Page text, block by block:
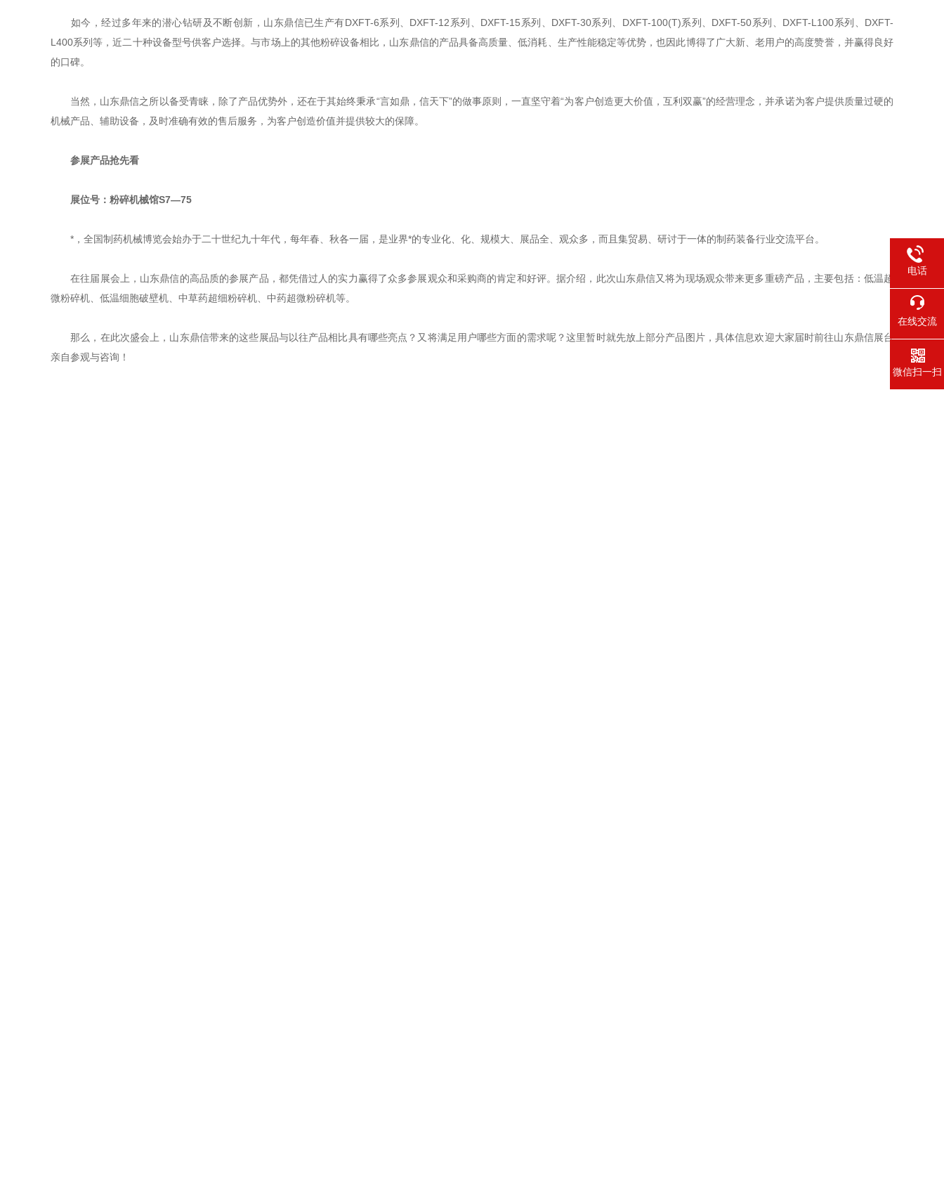
如今，经过多年来的潜心钻研及不断创新，山东鼎信已生产有DXFT-6系列、DXFT-12系列、DXFT-15系列、DXFT-30系列、DXFT-100(T)系列、DXFT-50系列、DXFT-L100系列、DXFT-
L400系列等，近二十种设备型号供客户选择。与市场上的其他粉碎设备相比，山东鼎信的产品具备高质量、低消耗、生产性能稳定等优势，也因此博得了广大新、老用户的高度赞誉，并赢得良好
的口碑。
当然，山东鼎信之所以备受青睐，除了产品优势外，还在于其始终秉承“言如鼎，信天下”的做事原则，一直坚守着“为客户创造更大价值，互利双赢”的经营理念，并承诺为客户提供质量过硬的
机械产品、辅助设备，及时准确有效的售后服务，为客户创造价值并提供较大的保障。
参展产品抢先看
展位号：粉碎机械馆S7—75
*，全国制药机械博览会始办于二十世纪九十年代，每年春、秋各一届，是业界*的专业化、化、规模大、展品全、观众多，而且集贸易、研讨于一体的制药装备行业交流平台。
在往届展会上，山东鼎信的高品质的参展产品，都凭借过人的实力赢得了众多参展观众和采购商的肯定和好评。据介绍，此次山东鼎信又将为现场观众带来更多重磅产品，主要包括：低温超
微粉碎机、低温细胞破壁机、中草药超细粉碎机、中药超微粉碎机等。
那么，在此次盛会上，山东鼎信带来的这些展品与以往产品相比具有哪些亮点？又将满足用户哪些方面的需求呢？这里暂时就先放上部分产品图片，具体信息欢迎大家届时前往山东鼎信展台
亲自参观与咨询！
电话
在线交流
微信扫一扫